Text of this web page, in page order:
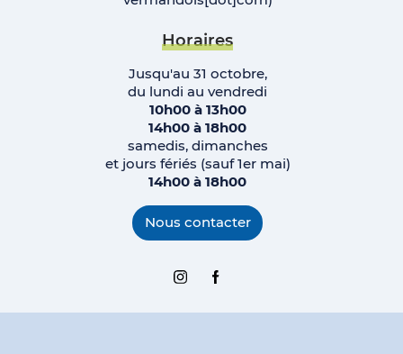
Horaires
Jusqu'au 31 octobre,
du lundi au vendredi
10h00 à 13h00
14h00 à 18h00
samedis, dimanches
et jours fériés (sauf 1er mai)
14h00 à 18h00
Nous contacter
InstagramFacebook